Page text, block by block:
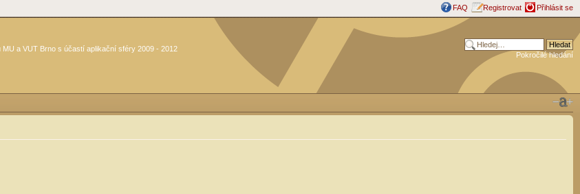
FAQ Registrovat Přihlásit se
a VUT Brno s účastí aplikační sféry 2009 - 2012
Pokročilé hledání